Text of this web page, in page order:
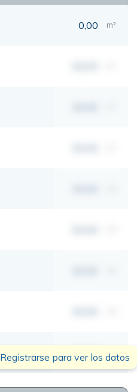
0,00 m²
00,00 mt
Registrarse para ver los datos